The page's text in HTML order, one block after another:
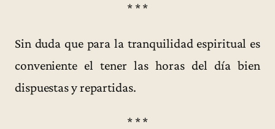
* * *
Sin duda que para la tranquilidad espiritual es
conveniente el tener las horas del día bien
dispuestas y repartidas.
* * *